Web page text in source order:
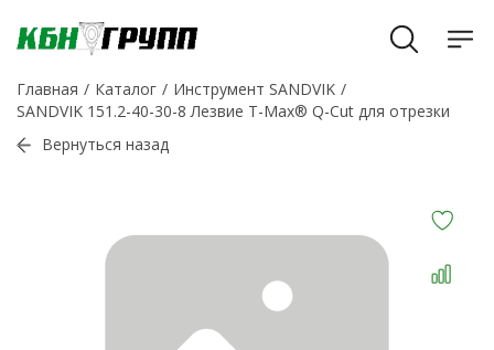
Главная Каталог
Инструмент SANDVIK
SANDVIK 151.2-40-30-8 Лезвие T-Max® Q-Cut для отрезки
Вернуться назад